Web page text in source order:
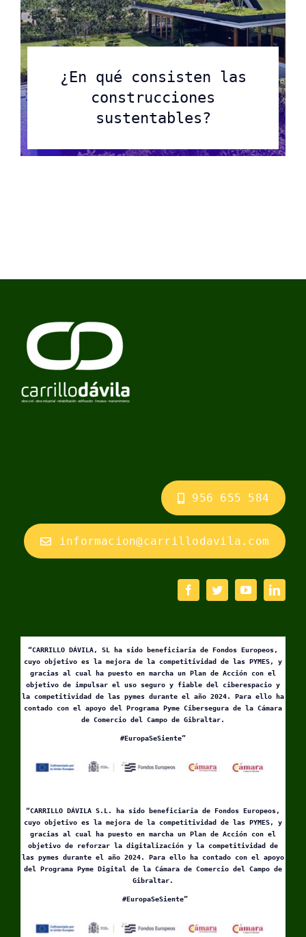
¿En qué consisten las
construcciones
sustentables?
956 655 584
informacion@carrillodavila.com
“CARRILLO DÁVILA, SL ha sido beneficiaria de Fondos Europeos,
cuyo objetivo es la mejora de la competitividad de las PYMES, y
gracias al cual ha puesto en marcha un Plan de Acción con el
objetivo de impulsar el uso seguro y fiable del ciberespacio y
la competitividad de las pymes durante el año 2024. Para ello ha
contado con el apoyo del Programa Pyme Cibersegura de la Cámara
de Comercio del Campo de Gibraltar.
#EuropaSeSiente”
“CARRILLO DÁVILA S.L. ha sido beneficiaria de Fondos Europeos,
cuyo objetivo es la mejora de la competitividad de las PYMES, y
gracias al cual ha puesto en marcha un Plan de Acción con el
objetivo de reforzar la digitalización y la competitividad de
las pymes durante el año 2024. Para ello ha contado con el apoyo
del Programa Pyme Digital de la Cámara de Comercio del Campo de
Gibraltar.
#EuropaSeSiente”